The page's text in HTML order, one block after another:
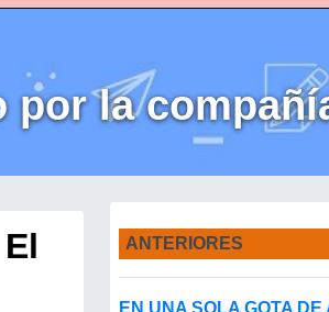
por la
ANTERIORES
EN UNA SOLA GOTA DE